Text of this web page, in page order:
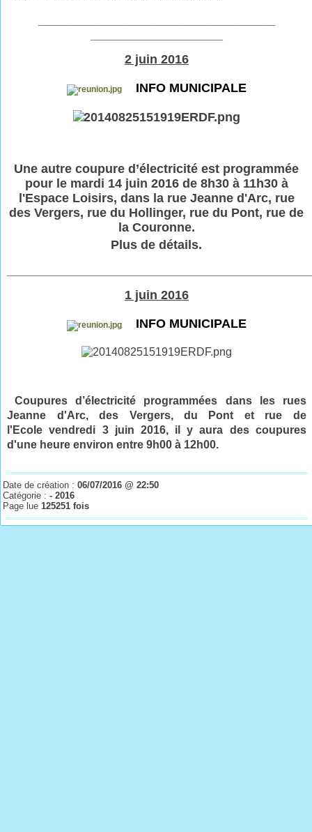
2 juin 2016
INFO MUNICIPALE
Une autre coupure d’électricité est programmée
pour le mardi 14 juin 2016 de 8h30 à 11h30 à
l'Espace Loisirs, dans la rue Jeanne d'Arc, rue
des Vergers, rue du Hollinger, rue du Pont, rue de
la Couronne.
Plus de détails.
1 juin 2016
INFO MUNICIPALE
Coupures d’électricité programmées dans les rues
Jeanne d'Arc, des Vergers, du Pont et rue de
l'Ecole vendredi 3 juin 2016, il y aura des coupures
d'une heure environ entre 9h00 à 12h00.
Date de création :06/07/2016 @ 22:50
Catégorie :- 2016
Page lue 125251 fois